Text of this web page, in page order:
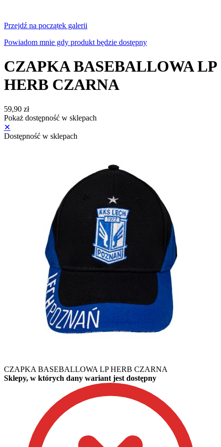
Przejdź na początek galerii
Powiadom mnie gdy produkt będzie dostępny
CZAPKA BASEBALLOWA LP
HERB CZARNA
59,90 zł
Pokaż dostępność w sklepach
✕
Dostępność w sklepach
CZAPKA BASEBALLOWA LP HERB CZARNA
Sklepy, w których dany wariant jest dostępny